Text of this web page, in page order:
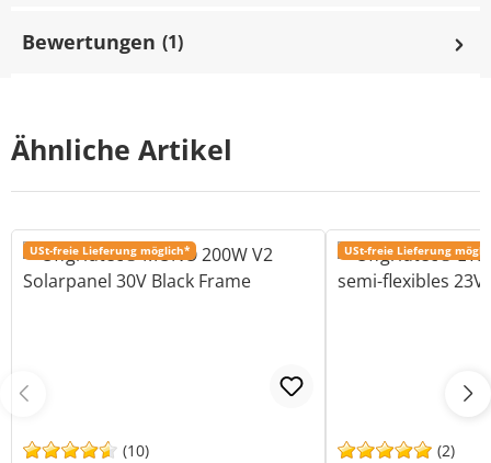
Ähnliche Artikel
USt-freie Lieferung möglich*
(10)
USt-freie Lieferung
(2)
Bewertungen (1)